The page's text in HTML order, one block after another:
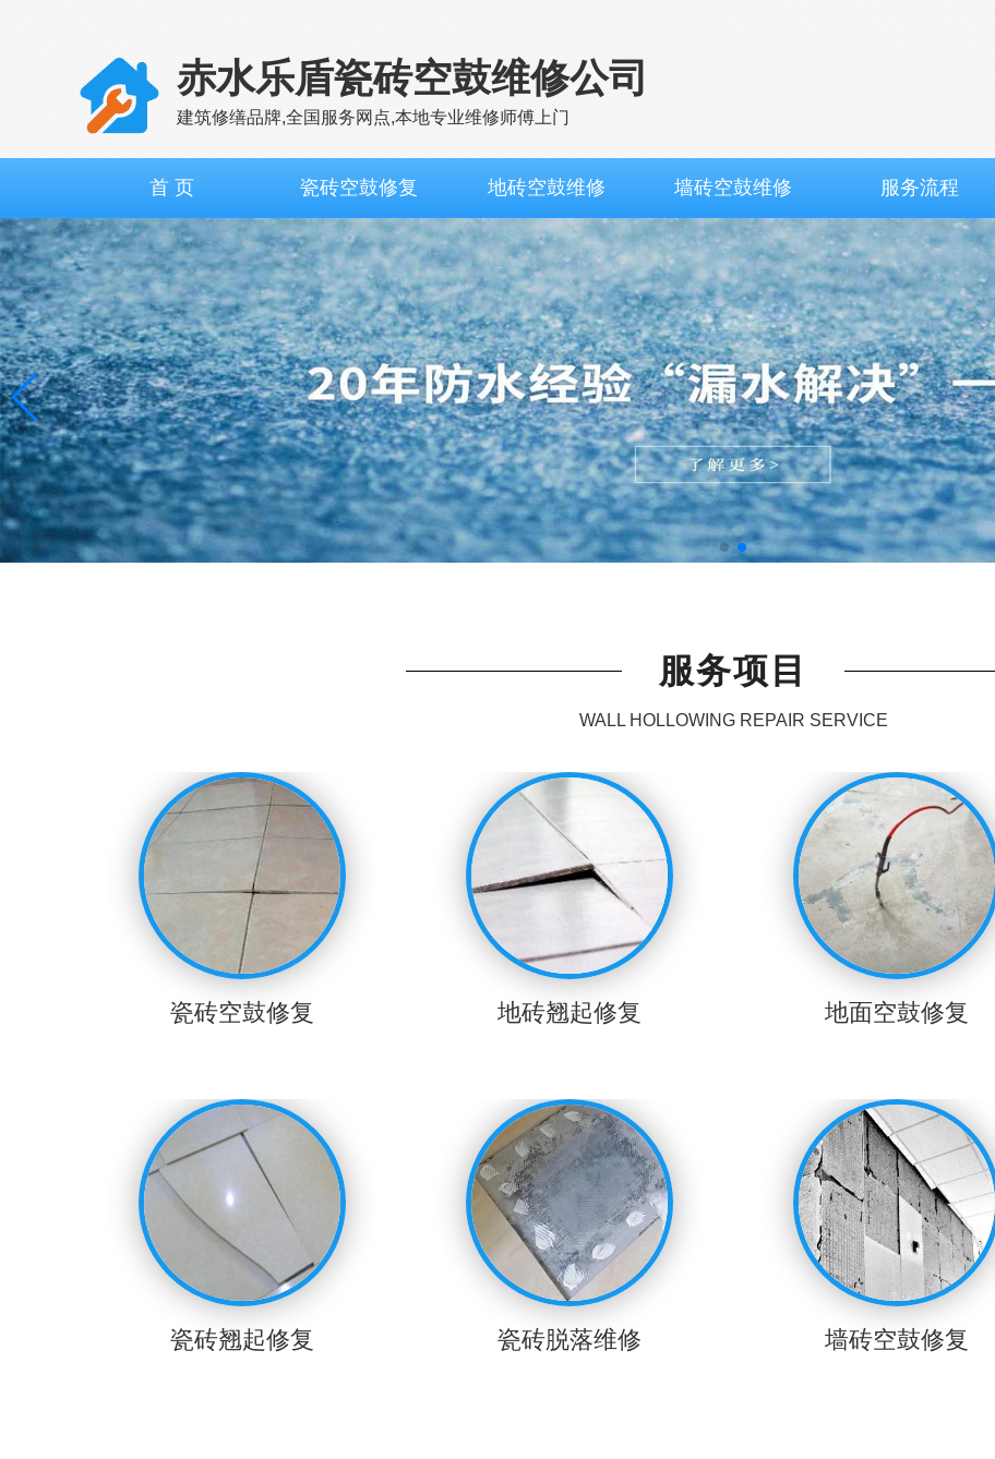
赤水乐盾瓷砖空鼓维修公司
建筑修缮品牌,全国服务网点,本地专业维修师傅上门
首 页 瓷砖空鼓修复 地砖空鼓维修 墙砖空鼓维修 服务流程
服务项目
WALL HOLLOWING REPAIR SERVICE
瓷砖空鼓修复 地砖翘起修复 地面空鼓修复
瓷砖翘起修复 瓷砖脱落维修 墙砖空鼓修复